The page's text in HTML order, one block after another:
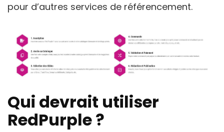
pour d’autres services de référencement.
Qui devrait utiliser
RedPurple ?